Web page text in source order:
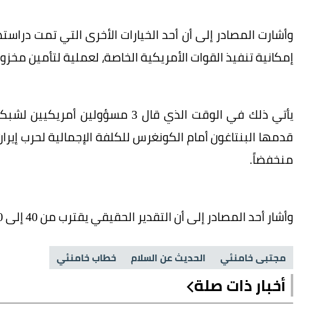
وأشارت المصادر إلى أن أحد الخيارات الأخرى التي تمت
إمكانية تنفيذ القوات الأمريكية الخاصة، لعملية لتأمين
يأتي ذلك في الوقت الذي قال 3
منخفضاً.
وأشار أحد المصادر إلى أن التقدير الحقيقي يقترب من 40 إلى 50 مليار دولار.
مجتبى خامنئي الحديث عن السلام خطاب خامنئي
أخبار ذات صلة